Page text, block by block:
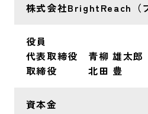
株式会社BrightReach（
役員
代表取締役 青柳 雄太郎
取締役 北田 豊
資本金